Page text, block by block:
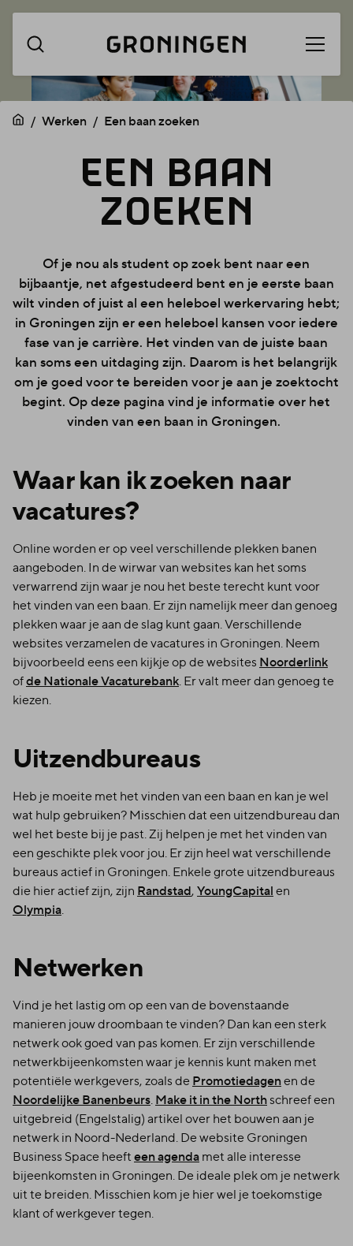
Navigatie
overslaan
openen
Werken Een baan zoeken
EEN
BAAN
ZOEKEN
EEN BAAN
ZOEKEN
Of je nou als student op zoek bent naar een
bijbaantje, net afgestudeerd bent en je eerste baan
wilt vinden of juist al een heleboel werkervaring hebt;
in Groningen zijn er een heleboel kansen voor iedere
fase van je carrière. Het vinden van de juiste baan
kan soms een uitdaging zijn. Daarom is het belangrijk
om je goed voor te bereiden voor je aan je zoektocht
begint. Op deze pagina vind je informatie over het
vinden van een baan in Groningen.
Waar kan ik zoeken naar
vacatures?
Online worden er op veel verschillende plekken banen
aangeboden. In de wirwar van websites kan het soms
verwarrend zijn waar je nou het beste terecht kunt voor
het vinden van een baan. Er zijn namelijk meer dan genoeg
plekken waar je aan de slag kunt gaan. Verschillende
websites verzamelen de vacatures in Groningen. Neem
bijvoorbeeld eens een kijkje op de websites Noorderlink
ofde Nationale Vacaturebank . Er valt meer dan genoeg te
kiezen.
Uitzendbureaus
Heb je moeite met het vinden van een baan en kan je wel
wat hulp gebruiken? Misschien dat een uitzendbureau dan
wel het beste bij je past. Zij helpen je met het vinden van
een geschikte plek voor jou. Er zijn heel wat verschillende
bureaus actief in Groningen. Enkele grote uitzendbureaus
die hier actief zijn, zijn Randstad, YoungCapital en
Olympia
Netwerken
Vind je het lastig om op een van de bovenstaande
manieren jouw droombaan te vinden? Dan kan een sterk
netwerk ook goed van pas komen. Er zijn verschillende
netwerkbijeenkomsten waar je kennis kunt maken met
potentiële werkgevers, zoals de Promotiedagenen de
Noordelijke Banenbeurs. Make it in the Northschreef een
uitgebreid (Engelstalig) artikel over het bouwen aan je
netwerk in Noord-Nederland. De website Groningen
Business Space heeft een agenda met alle interesse
bijeenkomsten in Groningen. De ideale plek om je netwerk
uit te breiden. Misschien kom je hier wel je toekomstige
klant of werkgever tegen.